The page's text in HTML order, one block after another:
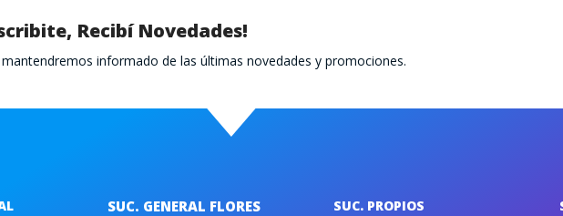
Recibí Novedades!
informado de las últimas novedades y promociones.
SUC. GENERAL FLORES SUC. PROPIOS